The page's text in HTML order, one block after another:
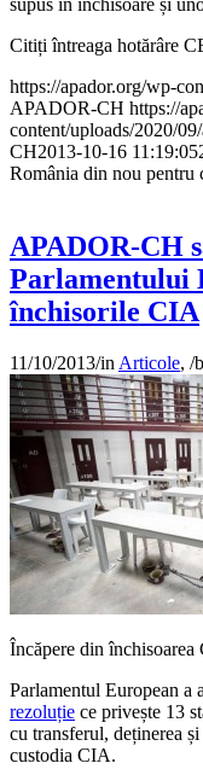
supus în închisoare și
Citiți întreaga hotărâre
https://apador.org/wp-
APADOR-CH https://
content/uploads/2020/
CH2013-10-16 11:19:05
România din nou
APADOR-CH
Parlamentului
închisorile CIA
11/10/2013/in Articole, /
Încăpere din închisoarea
Parlamentul European a
rezoluție ce privește 13
cu transferul, deținerea
custodia CIA.